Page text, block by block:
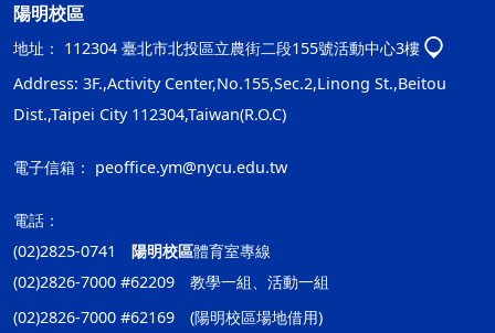
陽明校區
地址： 112304 臺北市北投區立農街二段155號活動中心3樓
Address: 3F.,Activity Center,No.155,Sec.2,Linong St.,Beitou
Dist.,Taipei City 112304,Taiwan(R.O.C)
電子信箱： peoffice.ym@nycu.edu.tw
電話：
(02)2825-0741 陽明校區體育室專線
(02)2826-7000 #62209 教學一組、活動一組
(02)2826-7000 #62169 (陽明校區場地借用)